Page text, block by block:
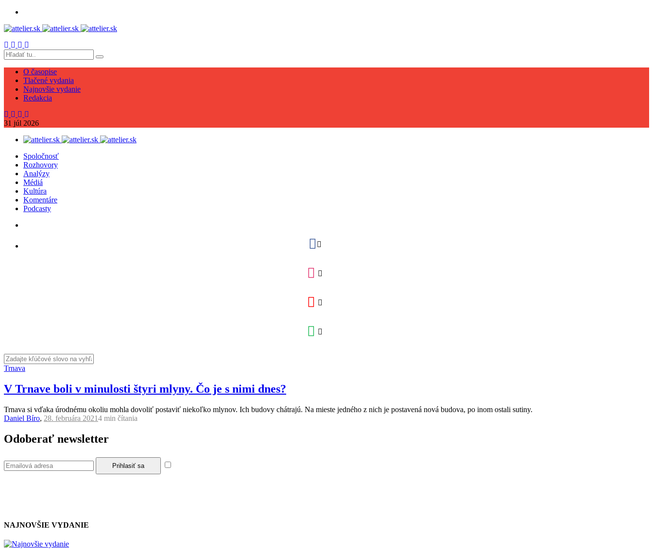
O časopise
Tlačené vydania
Najnovšie vydanie
Redakcia
31 júl 2026
Spoločnosť
Rozhovory
Analýzy
Médiá
Kultúra
Komentáre
Podcasty
Trnava
V Trnave boli v minulosti štyri mlyny. Čo je s nimi dnes?
Trnava si vďaka úrodnému okoliu mohla dovoliť postaviť niekoľko mlynov. Ich budovy chátrajú. Na mieste jedného z nich je postavená nová budova, po inom ostali sutiny.
Daniel Bíro, 28. februára 20214 min čítania
Odoberať newsletter
NAJNOVŠIE VYDANIE